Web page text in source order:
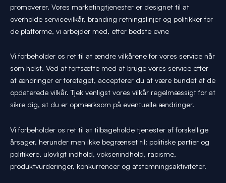
promoverer. Vores marketingtjenester er designet til at
overholde servicevilkår, branding retningslinjer og politikker for
de platforme, vi arbejder med, efter bedste evne
Vi forbeholder os ret til at ændre vilkårene for vores service når
som helst. Ved at fortsætte med at bruge vores service efter
at ændringer er foretaget, accepterer du at være bundet af de
opdaterede vilkår. Tjek venligst vores vilkår regelmæssigt for at
sikre dig, at du er opmærksom på eventuelle ændringer.
Vi forbeholder os ret til at tilbageholde tjenester af forskellige
årsager, herunder men ikke begrænset til: politiske partier og
politikere, ulovligt indhold, voksenindhold, racisme,
produktvurderinger, konkurrencer og afstemningsaktiviteter.